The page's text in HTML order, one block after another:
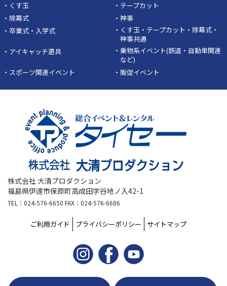
・くす玉
・テープカット
・除幕式
・神事
・卒業式・入学式
・くす玉・テープカット・除幕式・
神事共通
・アイキャッチ遊具
・乗物系イベント(鉄道・自動車関連
など)
・スポーツ関連イベント
・販促イベント
株式会社 大清プロダクション
福島県伊達市保原町高成田字谷地ノ入42-1
TEL：024-576-6650 FAX：024-576-6686
ご利用ガイド プライバシーポリシー サイトマップ